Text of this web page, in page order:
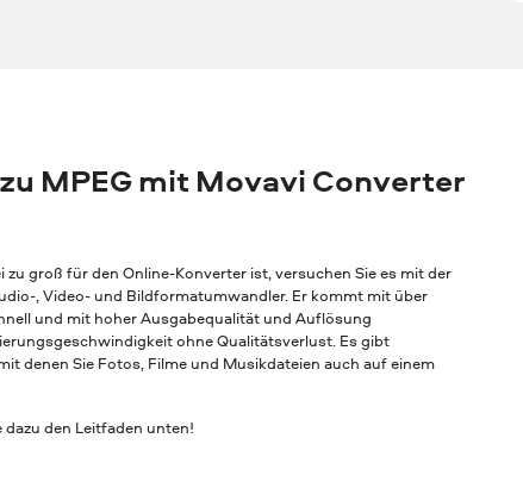
MPEG mit Movavi Converter
groß für den Online-Konverter ist, versuchen Sie es mit der
, Video- und Bildformatumwandler. Er kommt mit über
und mit hoher Ausgabequalität und Auflösung
ohne Qualitätsverlust. Es gibt
denen Sie Fotos, Filme und Musikdateien auch auf einem
dazu den Leitfaden unten!